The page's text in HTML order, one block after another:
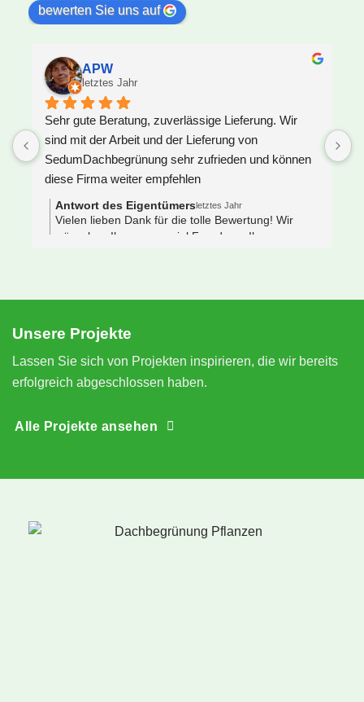
bewerten Sie uns auf
APW
letztes Jahr
Sehr gute Beratung, zuverlässige Lieferung. Wir
sind mit der Arbeit und der Lieferung von
SedumDachbegrünung sehr zufrieden und können
diese Firma weiter empfehlen
Antwort des Eigentümersletztes Jahr
Vielen lieben Dank für die tolle Bewertung! Wir
wünschen Ihnen ganz viel Freude an Ihrem neuen
Unsere Projekte
Lassen Sie sich von Projekten inspirieren, die wir bereits
erfolgreich abgeschlossen haben.
Alle Projekte ansehen